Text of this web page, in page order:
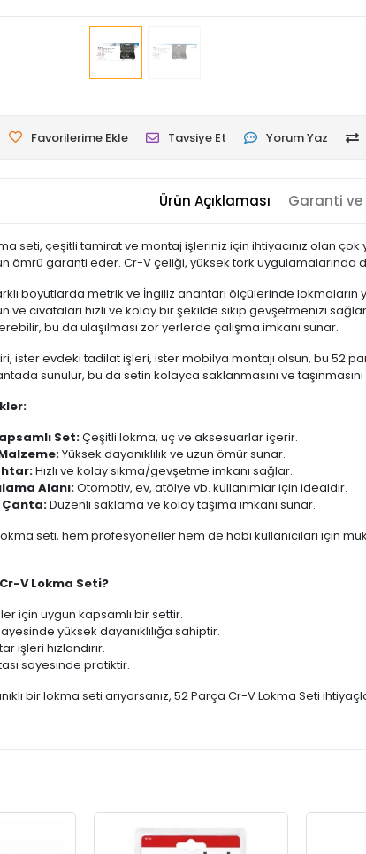
Favorilerime Ekle Tavsiye Et Yorum Yaz
Ürün Açıklaması Garanti
seti, çeşitli tamirat ve montaj işleriniz için ihtiyacınız olan
ömrü garanti eder. Cr-V çeliği, yüksek tork
boyutlarda metrik ve İngiliz anahtarı ölçülerinde lokmaların
ve cıvataları hızlı ve kolay bir şekilde sıkıp gevşetmenizi
bu da ulaşılması zor yerlerde çalışma imkanı sunar.
ister evdeki tadilat işleri, ister mobilya montajı olsun, bu 52
sunulur, bu da setin kolayca saklanmasını ve
Set:Çeşitli lokma, uç ve aksesuarlar içerir.
Yüksek dayanıklılık ve uzun ömür sunar.
Hızlı ve kolay sıkma/gevşetme imkanı sağlar.
Alanı:Otomotiv, ev, atölye vb. kullanımlar için idealdir.
Çanta:Düzenli saklama ve kolay taşıma imkanı sunar.
seti, hem profesyoneller hem de hobi kullanıcıları için
V Lokma Seti?
için uygun kapsamlı bir settir.
yüksek dayanıklılığa sahiptir.
işleri hızlandırır.
sayesinde pratiktir.
bir lokma seti arıyorsanız, 52 Parça Cr-V Lokma Seti